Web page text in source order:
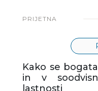
PRIJETNA
Kako se
in v
lastnosti